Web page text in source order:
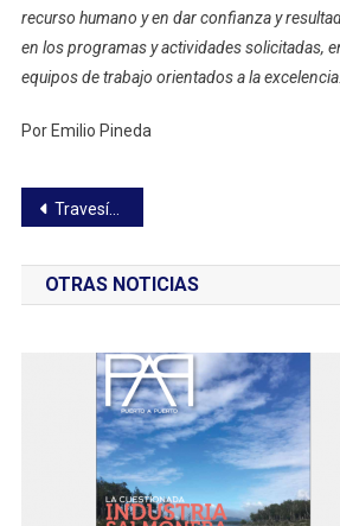
recurso humano y en dar confianza y
en los programas y actividades solicitadas,
equipos de trabajo orientados a la excelencia.
Por Emilio Pineda
Navegación
de
entradas
Travesía en el Agios de Naviera Austral
OTRAS NOTICIAS